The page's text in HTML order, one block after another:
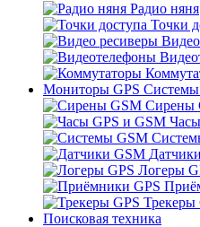
Радио няня
Точки
Мониторы GPS
Сирены
Логеры
Трекеры
Поисковая техника